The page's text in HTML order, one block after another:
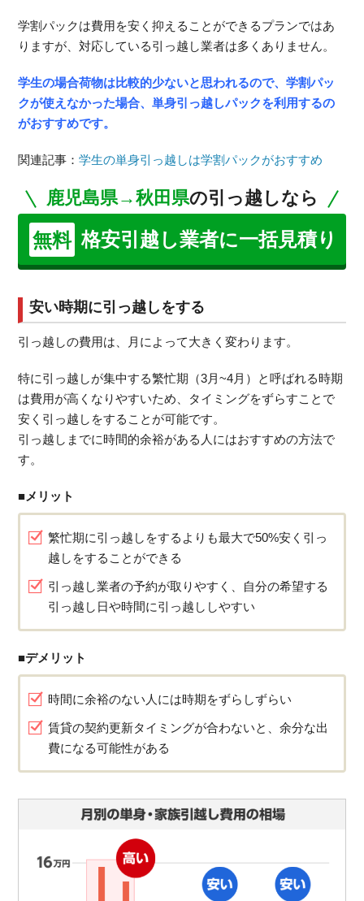
学割パックは費用を安く抑えることができるプランではあ
りますが、対応している引っ越し業者は多くありません。
学生の場合荷物は比較的少ないと思われるので、学割パッ
クが使えなかった場合、単身引っ越しパックを利用するの
がおすすめです。
関連記事：学生の単身引っ越しは学割パックがおすすめ
鹿児島県→秋田県の引っ越しなら
無料 格安引越し業者に一括見積り
安い時期に引っ越しをする
引っ越しの費用は、月によって大きく変わります。
特に引っ越しが集中する繁忙期（3月~4月）と呼ばれる時期
は費用が高くなりやすいため、タイミングをずらすことで
安く引っ越しをすることが可能です。
引っ越しまでに時間的余裕がある人にはおすすめの方法で
す。
■メリット
繁忙期に引っ越しをするよりも最大で50%安く引っ
越しをすることができる
引っ越し業者の予約が取りやすく、自分の希望する
引っ越し日や時間に引っ越ししやすい
■デメリット
時間に余裕のない人には時期をずらしずらい
賃貸の契約更新タイミングが合わないと、余分な出
費になる可能性がある